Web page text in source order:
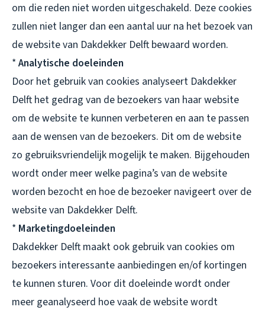
om die reden niet worden uitgeschakeld. Deze cookies
zullen niet langer dan een aantal uur na het bezoek van
de website van Dakdekker Delft bewaard worden.
*Analytische doeleinden
Door het gebruik van cookies analyseert Dakdekker
Delft het gedrag van de bezoekers van haar website
om de website te kunnen verbeteren en aan te passen
aan de wensen van de bezoekers. Dit om de website
zo gebruiksvriendelijk mogelijk te maken. Bijgehouden
wordt onder meer welke pagina’s van de website
worden bezocht en hoe de bezoeker navigeert over de
website van Dakdekker Delft.
* Marketingdoeleinden
Dakdekker Delft maakt ook gebruik van cookies om
bezoekers interessante aanbiedingen en/of kortingen
te kunnen sturen. Voor dit doeleinde wordt onder
meer geanalyseerd hoe vaak de website wordt